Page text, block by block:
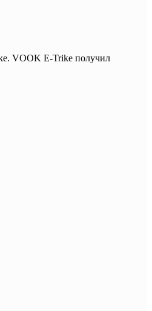
VOOK E-Trike получил